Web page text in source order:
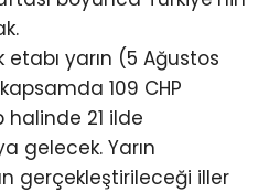
etabı yarın (5 Ağustos
109 CHP
halinde 21 ilde
gelecek. Yarın
gerçekleştirileceği iller